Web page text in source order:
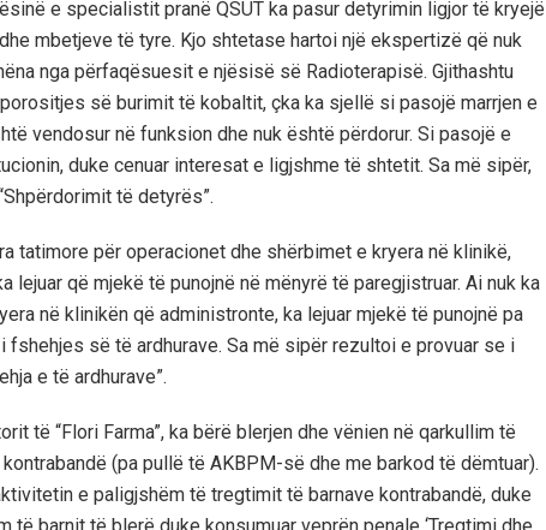
e specialistit pranë QSUT ka pasur detyrimin ligjor të kryejë
mbetjeve të tyre. Kjo shtetase hartoi një ekspertizë që nuk
nga përfaqësuesit e njësisë së Radioterapisë. Gjithashtu
së burimit të kobaltit, çka ka sjellë si pasojë marrjen e
vendosur në funksion dhe nuk është përdorur. Si pasojë e
duke cenuar interesat e ligjshme të shtetit. Sa më sipër,
të detyrës”.
tatimore për operacionet dhe shërbimet e kryera në klinikë,
që mjekë të punojnë në mënyrë të paregjistruar. Ai nuk ka
në klinikën që administronte, ka lejuar mjekë të punojnë pa
së të ardhurave. Sa më sipër rezultoi e provuar se i
e të ardhurave”.
të “Flori Farma”, ka bërë blerjen dhe vënien në qarkullim të
(pa pullë të AKBPM-së dhe me barkod të dëmtuar).
e paligjshëm të tregtimit të barnave kontrabandë, duke
barnit të blerë duke konsumuar veprën penale ‘Tregtimi dhe